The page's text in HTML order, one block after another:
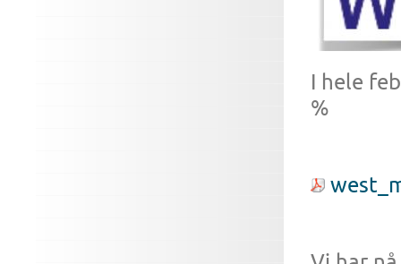
I hele
%